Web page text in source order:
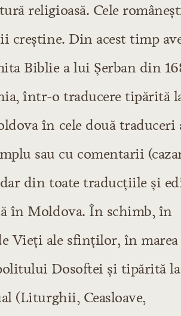
religioasă. Cele
creştine. Din acest timp
Biblie a lui Şerban din
într-o traducere tipărită
în cele două traduceri
sau cu comentarii
dar din toate traducţiile şi
în Moldova. În schimb, în
Vieţi ale sfinţilor, în marea
Dosoftei şi tipărită
(Liturghii, Ceasloave,